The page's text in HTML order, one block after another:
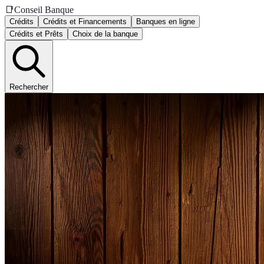
📑Conseil Banque
Crédits Crédits et Financements
Banques en ligne
Crédits et Prêts
Choix de la banque
Rechercher